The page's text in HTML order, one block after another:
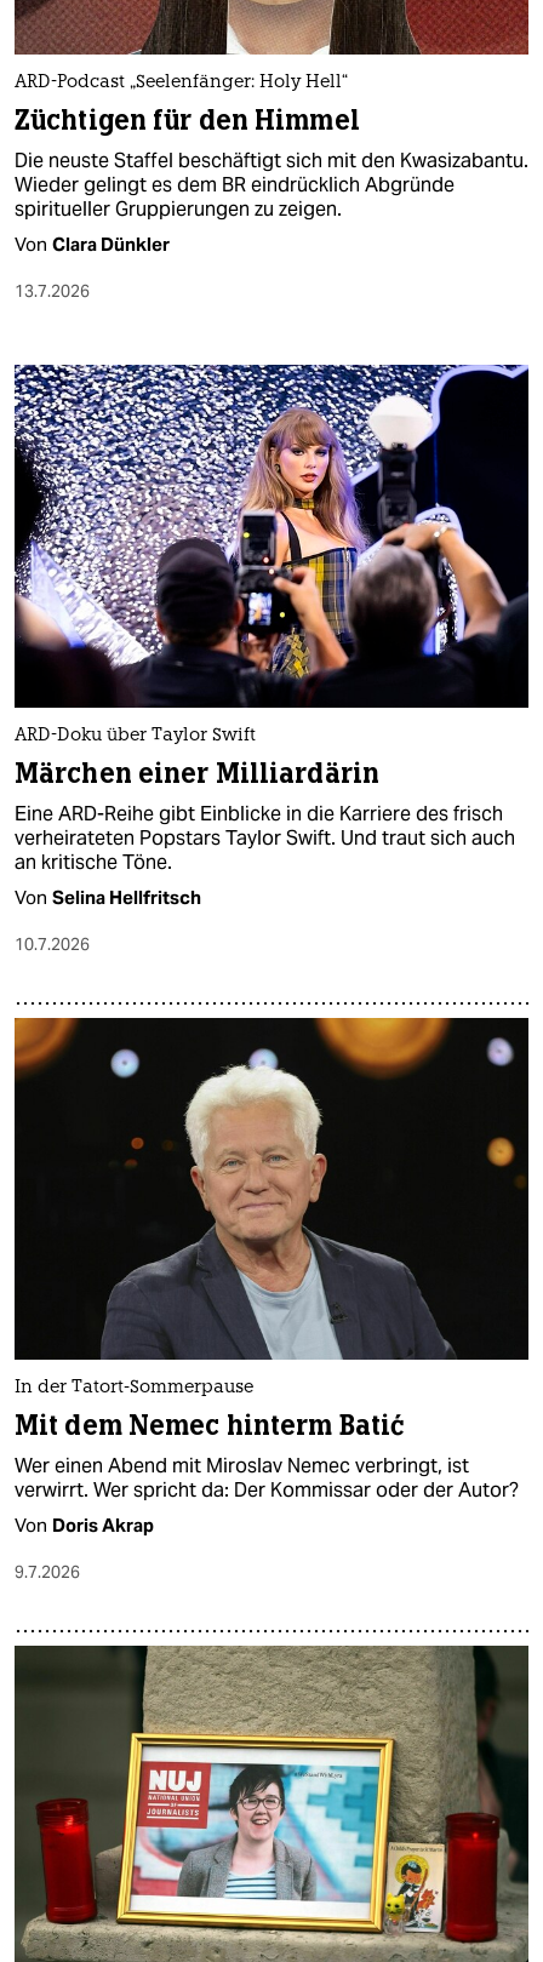
nord
wahrheit
verlag
verlag
unterstützen
abo
genossenschaft
epaper login
ARD-Podcast „Seelenfänger: Holy Hell“
Züchtigen für den Himmel
Die neuste Staffel beschäftigt sich mit den Kwasizabantu.
Wieder gelingt es dem BR eindrücklich Abgründe
spiritueller Gruppierungen zu zeigen.
Von Clara Dünkler
13.7.2026
ARD-Doku über Taylor Swift
Märchen einer Milliardärin
Eine ARD-Reihe gibt Einblicke in die Karriere des frisch
verheirateten Popstars Taylor Swift. Und traut sich auch
an kritische Töne.
Von Selina Hellfritsch
10.7.2026
In der Tatort-Sommerpause
Mit dem Nemec hinterm Batić
Wer einen Abend mit Miroslav Nemec verbringt, ist
verwirrt. Wer spricht da: Der Kommissar oder der Autor?
Von Doris Akrap
9.7.2026